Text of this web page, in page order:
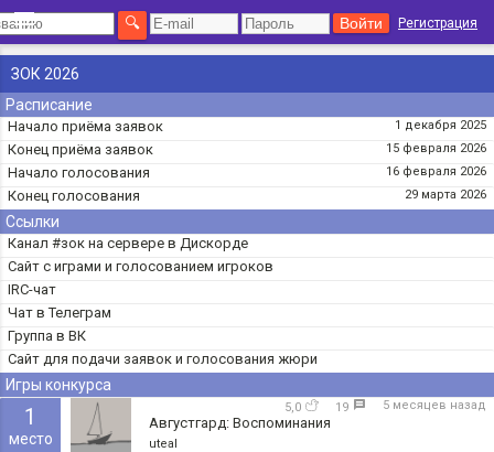
Регистрация
ЗОК 2026
Расписание
1 декабря 2025
Начало приёма заявок
15 февраля 2026
Конец приёма заявок
16 февраля 2026
Начало голосования
29 марта 2026
Конец голосования
Ссылки
Канал #зок на сервере в Дискорде
Сайт с играми и голосованием игроков
IRC-чат
Чат в Телеграм
Группа в ВК
Сайт для подачи заявок и голосования жюри
Игры конкурса
1
место
5 месяцев назад
19
5,0
Августгард: Воспоминания
uteal